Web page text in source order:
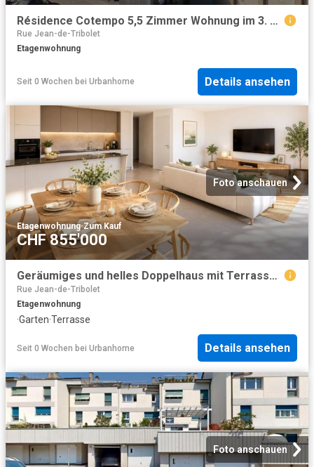
Résidence Cotempo 5,5 Zimmer Wohnung im 3. Stock – Grundstück C
Rue Jean-de-Tribolet
Etagenwohnung
Seit 0 Wochen bei Urbanhome Details ansehen
Foto anschauen
Etagenwohnung·Zum Kauf
CHF 855'000
Geräumiges und helles Doppelhaus mit Terrasse und privatem Garten
Rue Jean-de-Tribolet
Etagenwohnung
·Garten·Terrasse
Seit 0 Wochen bei Urbanhome Details ansehen
Foto anschauen